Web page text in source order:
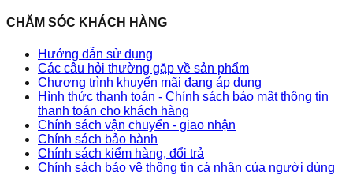
CHĂM SÓC KHÁCH HÀNG
Hướng dẫn sử dụng
Các câu hỏi thường gặp về sản phẩm
Chương trình khuyến mãi đang áp dụng
Hình thức thanh toán - Chính sách bảo mật thông tin
thanh toán cho khách hàng
Chính sách vận chuyển - giao nhận
Chính sách bảo hành
Chính sách kiểm hàng, đổi trả
Chính sách bảo vệ thông tin cá nhân của người dùng